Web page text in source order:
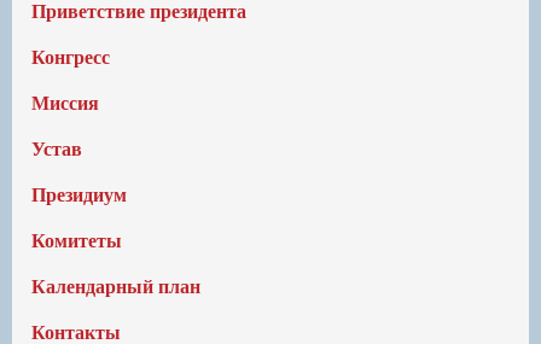
Приветствие президента
Конгресс
Миссия
Устав
Президиум
Комитеты
Календарный план
Контакты